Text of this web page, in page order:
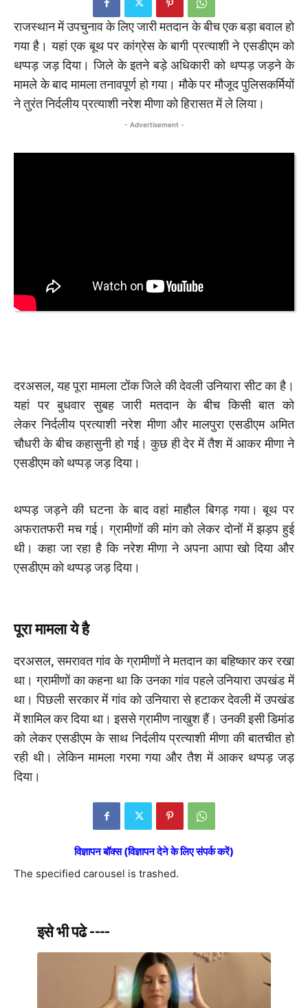
राजस्थान में उपचुनाव के लिए जारी मतदान के बीच एक बड़ा बवाल हो
गया है। यहां एक बूथ पर कांग्रेस के बागी प्रत्याशी ने एसडीएम को
थप्पड़ जड़ दिया। जिले के इतने बड़े अधिकारी को थप्पड़ जड़ने के
मामले के बाद मामला तनावपूर्ण हो गया। मौके पर मौजूद पुलिसकर्मियों
ने तुरंत निर्दलीय प्रत्याशी नरेश मीणा को हिरासत में ले लिया।
- Advertisement -
दरअसल, यह पूरा मामला टोंक जिले की देवली उनियारा सीट का है।
यहां पर बुधवार सुबह जारी मतदान के बीच किसी बात को
लेकर निर्दलीय प्रत्याशी नरेश मीणा और मालपुरा एसडीएम अमित
चौधरी के बीच कहासुनी हो गई। कुछ ही देर में तैश में आकर मीणा ने
एसडीएम को थप्पड़ जड़ दिया।
थप्पड़ जड़ने की घटना के बाद वहां माहौल बिगड़ गया। बूथ पर
अफरातफरी मच गई। ग्रामीणों की मांग को लेकर दोनों में झड़प हुई
थी। कहा जा रहा है कि नरेश मीणा ने अपना आपा खो दिया और
एसडीएम को थप्पड़ जड़ दिया।
पूरा मामला ये है
दरअसल, समरावत गांव के ग्रामीणों ने मतदान का बहिष्कार कर रखा
था। ग्रामीणों का कहना था कि उनका गांव पहले उनियारा उपखंड में
था। पिछली सरकार मेंं गांव को उनियारा से हटाकर देवली में उपखंड
में शामिल कर दिया था। इससे ग्रामीण नाखुश हैं। उनकी इसी डिमांड
को लेकर एसडीएम के साथ निर्दलीय प्रत्याशी मीणा की बातचीत हो
रही थी। लेकिन मामला गरमा गया और तैश में आकर थप्पड़ जड़
दिया।
विज्ञापन बॉक्स (विज्ञापन देने के लिए संपर्क करें)
The specified carousel is trashed.
इसे भी पढे ----